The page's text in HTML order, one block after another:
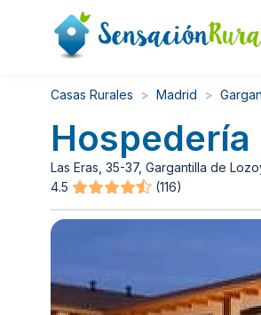
Casas Rurales Madrid
Hospedería
Las Eras, 35-37, Gargantilla de
4.5
(116)